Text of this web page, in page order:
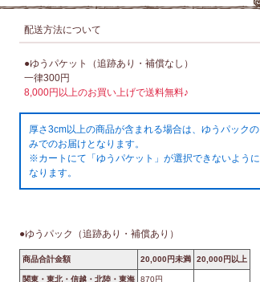
配送方法について
●ゆうパケット（追跡あり・補償なし）
一律300円
8,000円以上のお買い上げで送料無料♪
厚さ3cm以上の商品が含まれる場合は、ゆうパックの
みでのお届けとなります。
※カートにて「ゆうパケット」が選択できないように
なります。
●ゆうパック（追跡あり・補償あり）
商品合計金額 20,000円未満 20,000円以上
関東・東北・信越・北陸・東海 870円